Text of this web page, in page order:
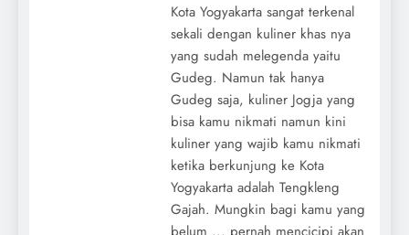
Kota Yogyakarta sangat terkenal
sekali dengan kuliner khas nya
yang sudah melegenda yaitu
Gudeg. Namun tak hanya
Gudeg saja, kuliner Jogja yang
bisa kamu nikmati namun kini
kuliner yang wajib kamu nikmati
ketika berkunjung ke Kota
Yogyakarta adalah Tengkleng
Gajah. Mungkin bagi kamu yang